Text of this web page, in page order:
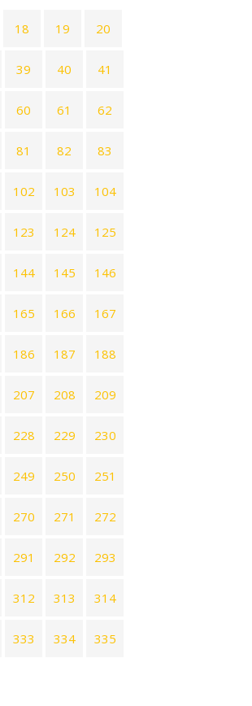
18 19 20
39 40 41
60 61 62
81 82 83
102 103 104
123 124 125
144 145 146
165 166 167
186 187 188
207 208 209
228 229 230
249 250 251
270 271 272
291 292 293
312 313 314
333 334 335